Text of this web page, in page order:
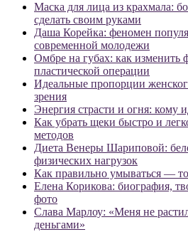
Маска для лица из крахмала:
сделать своим руками
Даша Корейка: феномен
современной молодежи
Омбре на губах: как изменить
пластической операции
Идеальные пропорции
зрения
Энергия страсти и огня: кому
Как убрать щеки быстро и
методов
Диета Венеры Шариповой:
физических нагрузок
Как правильно умываться —
Елена Корикова: биография,
фото
Слава Марлоу: «Меня не
деньгами»